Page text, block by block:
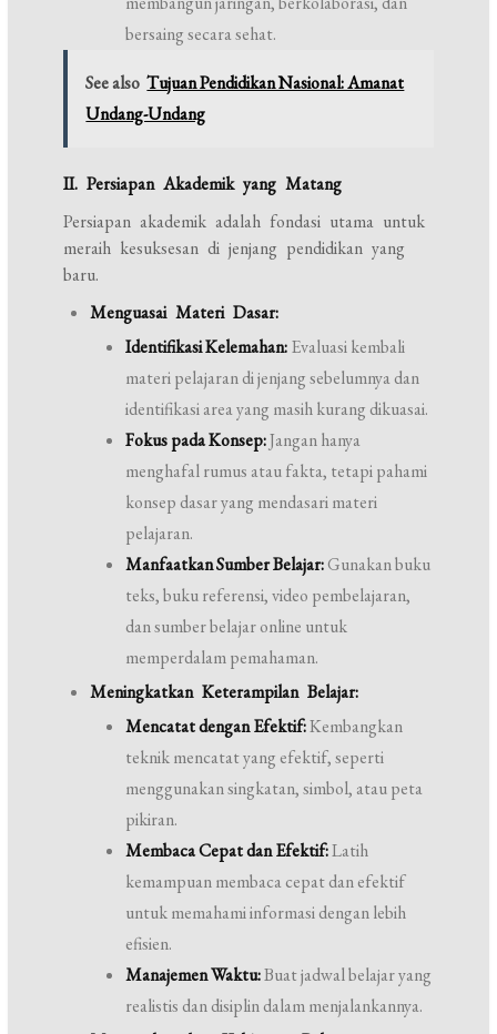
bersaing secara sehat.
See also Tujuan Pendidikan Nasional: Amanat
Undang-Undang
II. Persiapan Akademik yang Matang
Persiapan akademik adalah fondasi utama untuk
meraih kesuksesan di jenjang pendidikan yang
baru.
Menguasai Materi Dasar:
Identifikasi Kelemahan:Evaluasi kembali
materi pelajaran di jenjang sebelumnya dan
identifikasi area yang masih kurang dikuasai.
Fokus pada Konsep:Jangan hanya
menghafal rumus atau fakta, tetapi pahami
konsep dasar yang mendasari materi
pelajaran.
Manfaatkan Sumber Belajar:Gunakan buku
teks, buku referensi, video pembelajaran,
dan sumber belajar online untuk
memperdalam pemahaman.
Meningkatkan Keterampilan Belajar:
Mencatat dengan Efektif:Kembangkan
teknik mencatat yang efektif, seperti
menggunakan singkatan, simbol, atau peta
pikiran.
Membaca Cepat dan Efektif:Latih
kemampuan membaca cepat dan efektif
untuk memahami informasi dengan lebih
efisien.
Manajemen Waktu:Buat jadwal belajar yang
realistis dan disiplin dalam menjalankannya.